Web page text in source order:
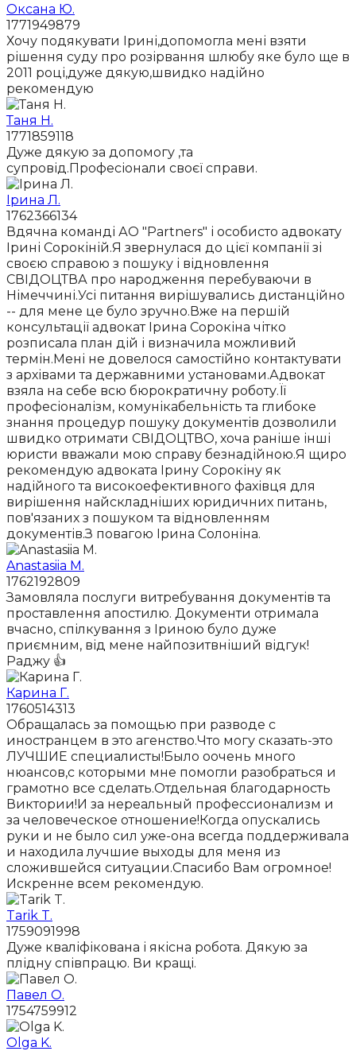
Оксана Ю.
1771949879
Хочу подякувати Ірині,допомогла мені взяти
рішення суду про розірвання шлюбу яке було ще в
2011 році,дуже дякую,швидко надійно
рекомендую
Таня Н.
1771859118
Дуже дякую за допомогу ,та
супровід.Професіонали своєї справи.
Ірина Л.
1762366134
Вдячна команді АО "Partners" і особисто адвокату
Ірині Сорокіній.Я звернулася до цієї компанії зі
своєю справою з пошуку і відновлення
СВІДОЦТВА про народження перебуваючи в
Німеччині.Усі питання вирішувались дистанційно
-- для мене це було зручно.Вже на першій
консультації адвокат Ірина Сорокіна чітко
розписала план дій і визначила можливий
термін.Мені не довелося самостійно контактувати
з архівами та державними установами.Адвокат
взяла на себе всю бюрократичну роботу.Її
професіоналізм, комунікабельність та глибоке
знання процедур пошуку документів дозволили
швидко отримати СВІДОЦТВО, хоча раніше інші
юристи вважали мою справу безнадійною.Я щиро
рекомендую адвоката Ірину Сорокіну як
надійного та високоефективного фахівця для
вирішення найскладніших юридичних питань,
пов'язаних з пошуком та відновленням
документів.З повагою Ірина Солоніна.
Anastasiia M.
1762192809
Замовляла послуги витребування документів та
проставлення апостилю. Документи отримала
вчасно, спілкування з Іриною було дуже
приємним, від мене найпозитвніший відгук!
Раджу 👍
Карина Г.
1760514313
Обращалась за помощью при разводе с
иностранцем в это агенство.Что могу сказать-это
ЛУЧШИЕ специалисты!Было оочень много
нюансов,с которыми мне помогли разобраться и
грамотно все сделать.Отдельная благодарность
Виктории!И за нереальный профессионализм и
за человеческое отношение!Когда опускались
руки и не было сил уже-она всегда поддерживала
и находила лучшие выходы для меня из
сложившейся ситуации.Спасибо Вам огромное!
Искренне всем рекомендую.
Tarik T.
1759091998
Дуже кваліфікована і якісна робота. Дякую за
плідну співпрацю. Ви кращі.
Павел О.
1754759912
Olga K.